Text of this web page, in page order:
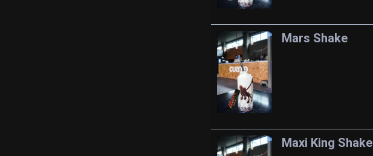
Mars Shake
Maxi King Shake